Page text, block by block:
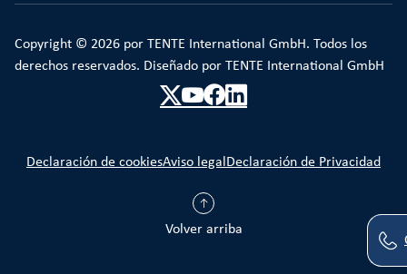
Copyright © 2026 por TENTE International GmbH. Todos los
derechos reservados. Diseñado por TENTE International GmbH
Volver arriba
Declaración de cookiesAviso legalDeclaración de Privacidad